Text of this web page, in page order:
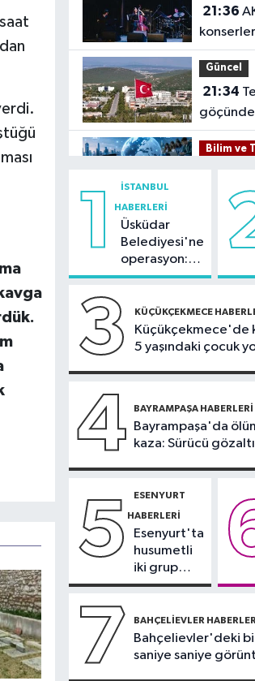
21:36
Güncel
21:34
göçünde
Bilim ve
92,3
Bilim ve
21:235G abone sayısı
4 ayda
Kültür
21:21Esenler
yazlık
21:17"Karaciğerim
yağlı"
önlemini
1 İSTANBUL
HABERLERI
Üsküdar
Belediyesi'ne
operasyon:
Sinem
tutuklama
talebi
3 KÜÇÜKÇEKMECE
Küçükçekmece'de
5 yaşındaki çocuk
4 BAYRAMPAŞA HABERLERI
Bayrampaşa'da
kaza: Sürücü
5 ESENYURT
HABERLERI
Esenyurt'ta
husumetli
iki grup
arasında
kavga
7 BAHÇELIEVLER
Bahçelievler'deki
saniye saniye